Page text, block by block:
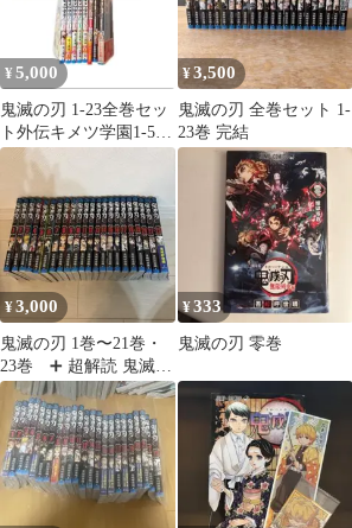
¥ 5,000
鬼滅の刃 1-23全巻セッ
ト外伝キメツ学園1-5巻
全集中ドリル鬼殺隊見
聞録 一弐
¥3,500
鬼滅の刃 全巻セット 1-
23巻 完結
¥3,000
鬼滅の刃 1巻〜21巻・
23巻 ➕ 超解読 鬼滅の
刃 大正鬼殺考察録 セ
ット美品
¥333
鬼滅の刃 零巻